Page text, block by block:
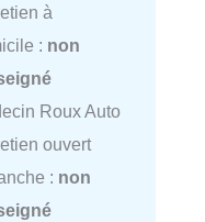
à
: non
Roux Auto
ouvert
: non